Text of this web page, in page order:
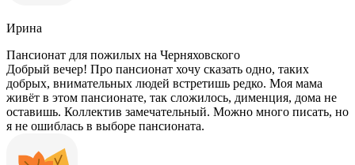
Ирина
Пансионат для пожилых на Черняховского
Добрый вечер! Про пансионат хочу сказать одно, таких
добрых, внимательных людей встретишь редко. Моя мама
живёт в этом пансионате, так сложилось, дименция, дома не
оставишь. Коллектив замечательный. Можно много писать, но
я не ошиблась в выборе пансионата.